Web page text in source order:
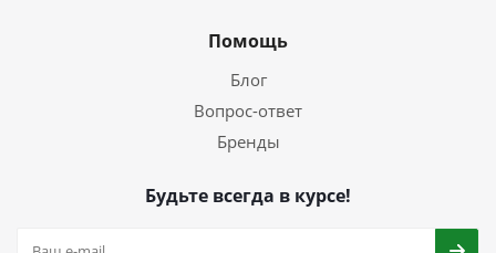
Помощь
Блог
Вопрос-ответ
Бренды
Будьте всегда в курсе!